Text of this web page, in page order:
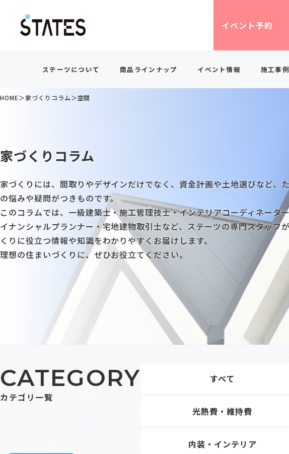
イベント予約
ステーツについて 商品ラインナップ イベント情報 施工事例
HOME 家づくりコラム 空間
家づくりコラム
家づくりには、間取りやデザインだけでなく、資金計画や土地選びなど、
の悩みや疑問がつきものです。
このコラムでは、一級建築士・施工管理技士・インテリアコーディネータ
イナンシャルプランナー・宅地建物取引士など、ステーツの専門スタッフ
くりに役立つ情報や知識をわかりやすくお届けします。
理想の住まいづくりに、ぜひお役立てください。
CATEGORY
カテゴリ一覧
すべて
光熱費・維持費
内装・インテリア